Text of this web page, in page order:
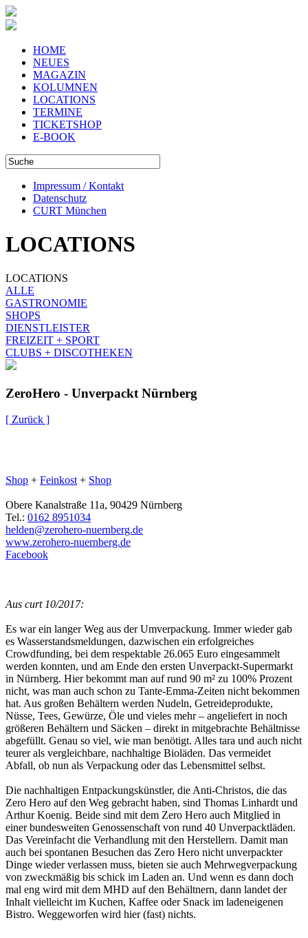
HOME
NEUES
MAGAZIN
KOLUMNEN
LOCATIONS
TERMINE
TICKETSHOP
E-BOOK
Impressum / Kontakt
Datenschutz
CURT München
LOCATIONS
LOCATIONS
ALLE
GASTRONOMIE
SHOPS
DIENSTLEISTER
FREIZEIT + SPORT
CLUBS + DISCOTHEKEN
ZeroHero - Unverpackt Nürnberg
[ Zurück ]
Shop + Feinkost + Shop
Obere Kanalstraße 11a, 90429 Nürnberg
Tel.: 0162 8951034
helden@zerohero-nuernberg.de
www.zerohero-nuernberg.de
Facebook
Aus curt 10/2017:
Es war ein langer Weg aus der Umverpackung. Immer wieder gab
es Wasserstandsmeldungen, dazwischen ein erfolgreiches
Crowdfunding, bei dem respektable 26.065 Euro eingesammelt
werden konnten, und am Ende den ersten Unverpackt-Supermarkt
in Nürnberg. Hier bekommt man auf rund 90 m² zu 100% Prozent
nicht, was man auch schon zu Tante-Emma-Zeiten nicht bekommen
hat. Aus großen Behältern werden Nudeln, Getreideprodukte,
Nüsse, Tees, Gewürze, Öle und vieles mehr – angeliefert in noch
größeren Behältern und Säcken – direkt in mitgebrachte Behältnisse
abgefüllt. Genau so viel, wie man benötigt. Alles tara und auch nicht
teurer als vergleichbare, nachhaltige Bioläden. Das vermeidet
Abfall, ob nun als Verpackung oder das Lebensmittel selbst.
Die nachhaltigen Entpackungskünstler, die Anti-Christos, die das
Zero Hero auf den Weg gebracht haben, sind Thomas Linhardt und
Arthur Koenig. Beide sind mit dem Zero Hero auch Mitglied in
einer bundesweiten Genossenschaft von rund 40 Unverpacktläden.
Das Vereinfacht die Verhandlung mit den Herstellern. Damit man
auch bei spontanen Besuchen das Zero Hero nicht unverpackter
Dinge wieder verlassen muss, bieten sie auch Mehrwegverpackung
von zweckmäßig bis schick im Laden an. Und wenn es dann doch
mal eng wird mit dem MHD auf den Behältnern, dann landet der
Inhalt vielleicht im Kuchen, Kaffee oder Snack im ladeneigenen
Bistro. Weggeworfen wird hier (fast) nichts.